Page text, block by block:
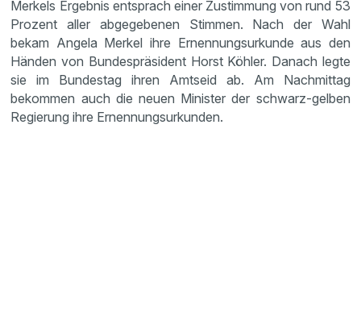
Merkels Ergebnis entsprach einer Zustim­mung von rund 53
Prozent aller abgege­benen Stimmen. Nach der Wahl
bekam Angela Merkel ihre Ernen­nungs­ur­kunde aus den
Händen von Bundes­prä­si­dent Horst Köhler. Danach legte
sie im Bundestag ihren Amtseid ab. Am Nachmittag
bekommen auch die neuen Minister der schwarz-gelben
Regie­rung ihre Ernen­nungs­ur­kunden.